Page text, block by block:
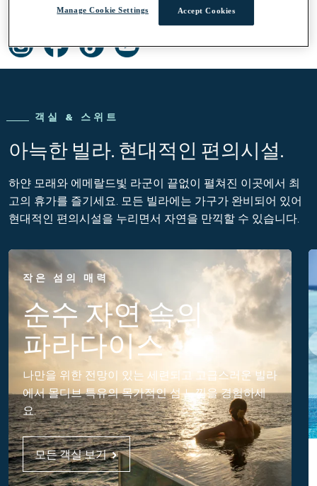
객실 & 스위트
아늑한 빌라. 현대적인 편의시설.
하얀 모래와 에메랄드빛 라군이 끝없이 펼쳐진 이곳에서 최
고의 휴가를 즐기세요. 모든 빌라에는 가구가 완비되어 있어
현대적인 편의시설을 누리면서 자연을 만끽할 수 있습니다.
작은 섬의 매력
순수 자연 속의
파라다이스
나만을 위한 전망이 있는 세련되고 고급스러운 빌라
에서 몰디브 특유의 목가적인 섬 느낌을 경험하세
요.
모든 객실 보기
Accept Cookies
Manage Cookie Settings